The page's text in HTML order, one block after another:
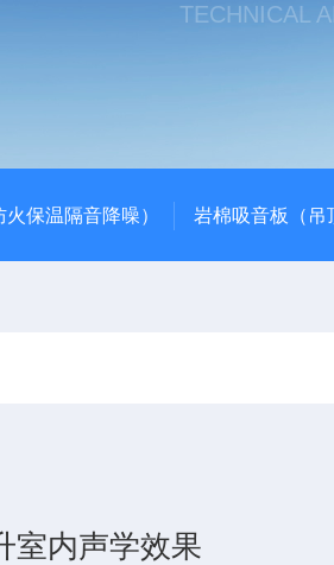
TECHNICAL
保温隔音降噪） 岩棉吸音板（吊
室内声学效果